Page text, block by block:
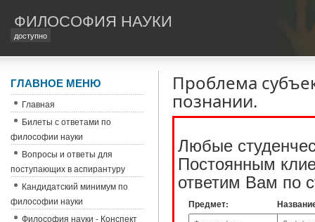
ФИЛОСОФИЯ НАУКИ
доступно
Проблема
познании.
Любые
Постоянным
ответим Вам по
Предмет:
ГЛАВНОЕ МЕНЮ
Главная
Билеты с ответами по
философии науки
Вопросы и ответы для
поступающих в аспирантуру
Кандидатский минимум по
философии науки
Философия науки - Конспект